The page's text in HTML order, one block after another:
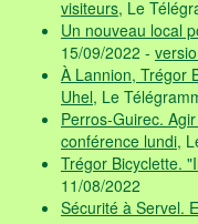
visiteurs, Le
Un nouveau local
15/09/2022 -
À Lannion, Trégor
Uhel, Le
Perros-Guirec.
conférence lundi,
Trégor Bicyclette.
11/08/2022
Sécurité à Servel.